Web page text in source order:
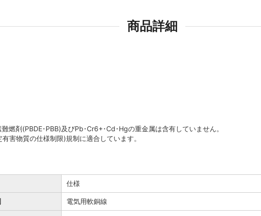
商品詳細
燃剤(PBDE･PBB)及びPb･Cr6+･Cd･Hgの重金属は含有していません。
害物質の仕様制限)規制に適合しています。
仕様
電気用軟銅線